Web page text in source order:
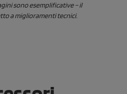
sono esemplificative – il
a miglioramenti tecnici.